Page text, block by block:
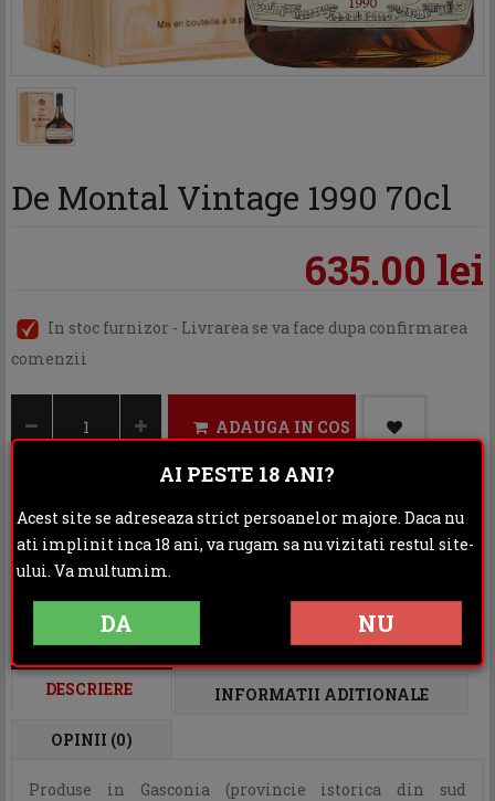
De Montal Vintage 1990 70cl
635.00 lei
In stoc furnizor - Livrarea se va face dupa confirmarea
comenzii
ADAUGA IN COS
Categoria: Cognac & Armagnac
Distribuie:
DESCRIERE INFORMATII ADITIONALE
OPINII (0)
Produse in Gasconia (provincie istorica din sud
AI PESTE 18 ANI?
Acest site se adreseaza strict persoanelor majore. Daca nu
ati implinit inca 18 ani, va rugam sa nu vizitati restul site-
ului. Va multumim.
DA NU